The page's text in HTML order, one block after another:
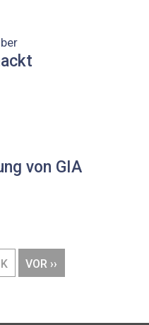
von GIA
NÄCHSTE
SEITE
VOR ››